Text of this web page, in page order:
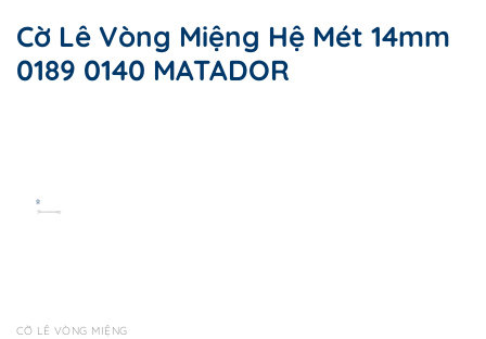
Cờ Lê Vòng Miệng Hệ Mét 14mm
0189 0140 MATADOR
CỜ LÊ VÒNG MIỆNG